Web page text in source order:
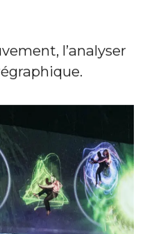
l’analyser